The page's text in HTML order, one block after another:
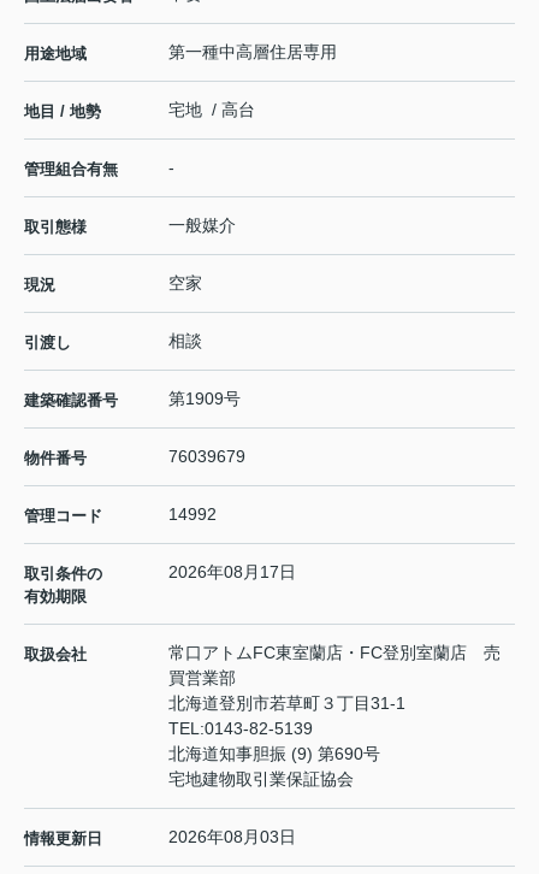
用途地域 第一種中高層住居専用
地目 / 地勢 宅地 / 高台
管理組合有無 -
取引態様 一般媒介
現況 空家
引渡し 相談
建築確認番号 第1909号
物件番号 76039679
管理コード 14992
取引条件の
有効期限
2026年08月17日
取扱会社
常口アトムFC東室蘭店・FC登別室蘭店 売
買営業部
北海道登別市若草町３丁目31-1
TEL:0143-82-5139
北海道知事胆振 (9) 第690号
宅地建物取引業保証協会
情報更新日 2026年08月03日